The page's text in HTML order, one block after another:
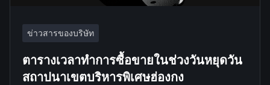
ข่าวสารของบริษัท
ตารางเวลาทำการซื้อขายในช่วงวันหยุดวัน
สถาปนาเขตบริหารพิเศษฮ่องกง